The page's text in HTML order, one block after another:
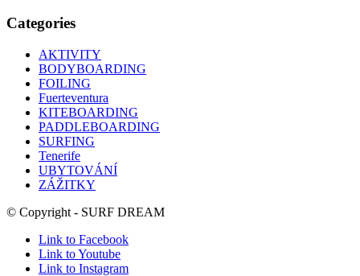
Categories
AKTIVITY
BODYBOARDING
FOILING
Fuerteventura
KITEBOARDING
PADDLEBOARDING
SURFING
Tenerife
UBYTOVÁNÍ
ZÁŽITKY
© Copyright - SURF DREAM
Link to Facebook
Link to Youtube
Link to Instagram